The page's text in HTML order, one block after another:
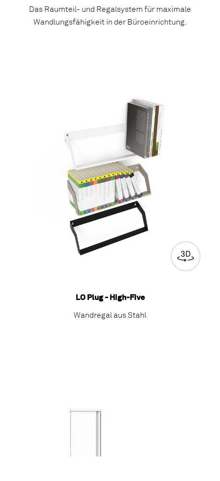
Das Raumteil- und Regalsystem für maximale
Wandlungsfähigkeit in der Büroeinrichtung.
LO Plug - High-Five
Wandregal aus Stahl